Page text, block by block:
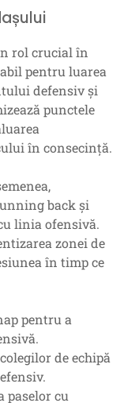
rol crucial în
pentru luarea
defensiv și
punctele
în consecință.
back și
linia ofensivă.
zonei de
în timp ce
pentru a
de echipă
paselor cu